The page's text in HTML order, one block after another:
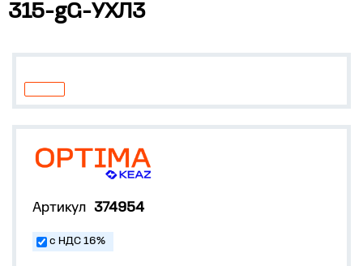
315-gG-УХЛ3
Артикул 374954
с НДС 16%